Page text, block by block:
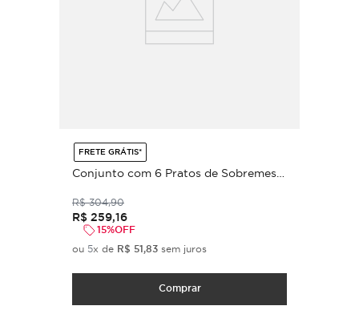
FRETE GRÁTIS*
Conjunto com 6 Pratos de Sobremesa
R$ 304,90
R$ 259,16
15%OFF
ou 5x de R$ 51,83 sem juros
Comprar